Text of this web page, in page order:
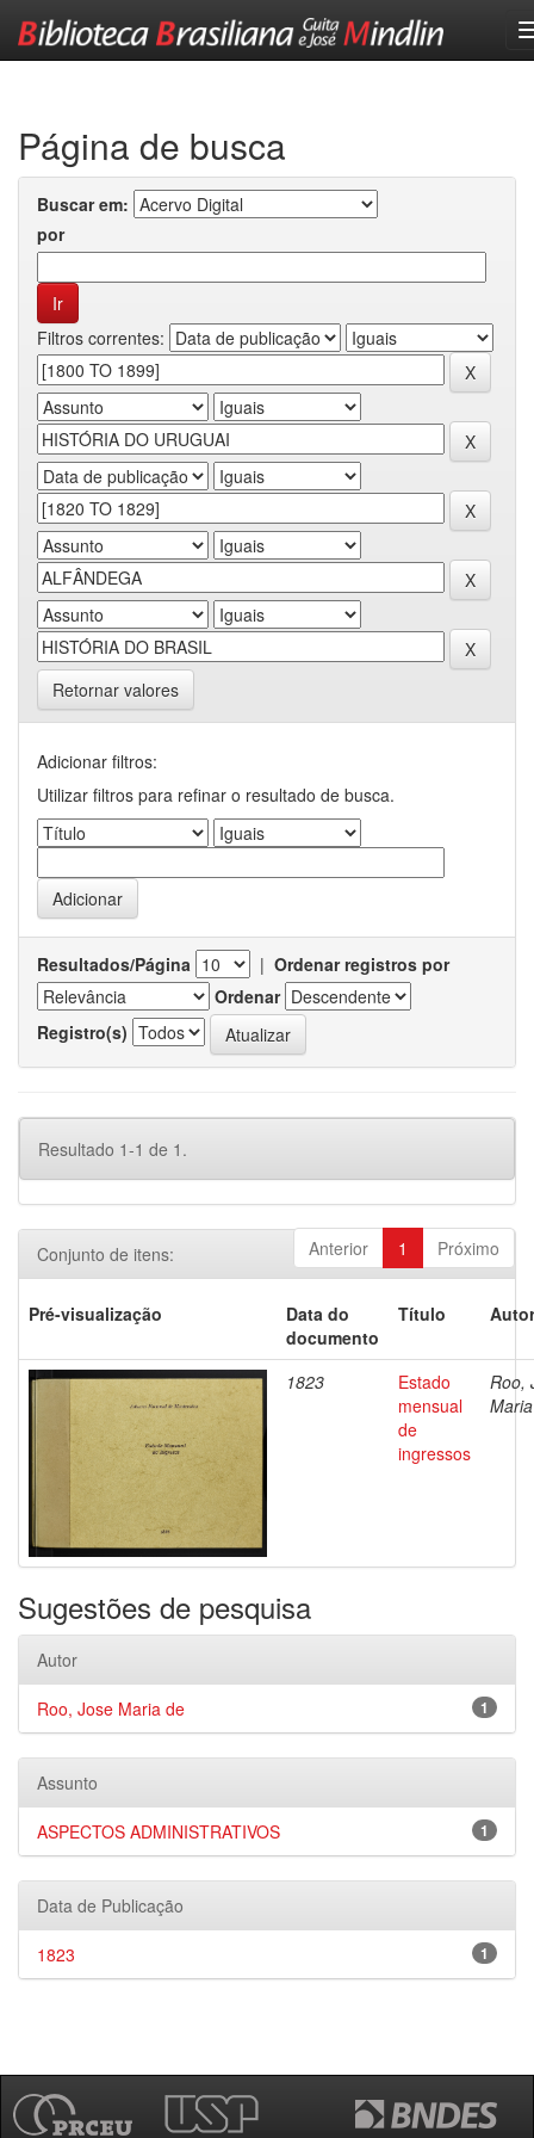
Página de busca
Buscar em:
por
Filtros correntes:
Retornar valores
Adicionar filtros:
Utilizar filtros para refinar o resultado de busca.
Resultados/Página | Ordenar registros por
Ordenar
Registro(s)
Resultado 1-1 de 1.
Anterior 1 Próximo
Conjunto de itens:
Pré-visualização
Data do
documento
Título
1823
Estado
mensual
de
ingressos
Roo,
Sugestões de pesquisa
Autor
1
Roo, Jose Maria de
Assunto
1
ASPECTOS ADMINISTRATIVOS
Data de Publicação
1
1823